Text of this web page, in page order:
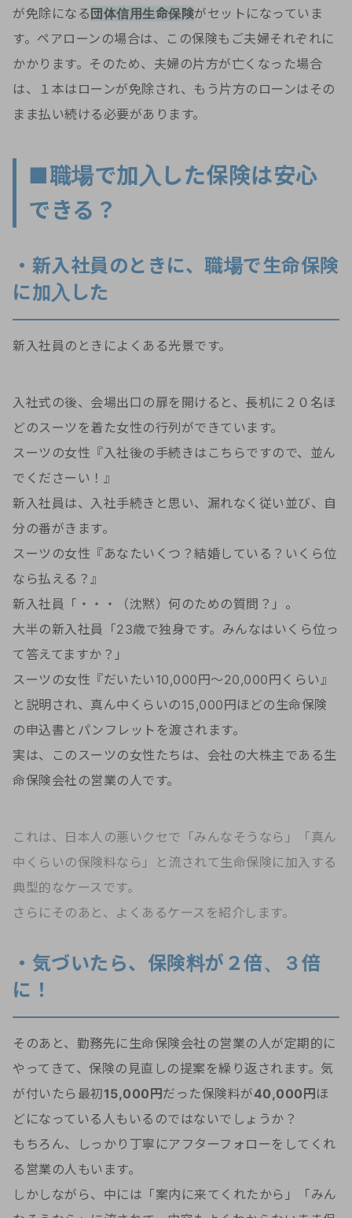
が免除になる 団体信用生命保険がセットになっていま
す。ペアローンの場合は、この保険もご夫婦それぞれに
かかります。そのため、夫婦の片方が亡くなった場合
は、１本はローンが免除され、もう片方のローンはその
まま払い続ける必要があります。
■職場で加入した保険は安心
できる？
・新入社員のときに、職場で生命保険
に加入した
新入社員のときによくある光景です。
入社式の後、会場出口の扉を開けると、長机に２０名ほ
どのスーツを着た女性の行列ができています。
スーツの女性『入社後の手続きはこちらですので、並ん
でくださーい！』
新入社員は、入社手続きと思い、漏れなく従い並び、自
分の番がきます。
スーツの女性『あなたいくつ？結婚している？いくら位
なら払える？』
新入社員「・・・（沈黙）何のための質問？」。
大半の新入社員「23歳で独身です。みんなはいくら位っ
て答えてますか？」
スーツの女性『だいたい10,000円～20,000円くらい』
と説明され、真ん中くらいの15,000円ほどの生命保険
の申込書とパンフレットを渡されます。
実は、このスーツの女性たちは、会社の大株主である生
命保険会社の営業の人です。
これは、日本人の悪いクセで「みんなそうなら」「真ん
中くらいの保険料なら」と流されて生命保険に加入する
典型的なケースです。
さらにそのあと、よくあるケースを紹介します。
・気づいたら、保険料が２倍、３倍
に！
そのあと、勤務先に生命保険会社の営業の人が定期的に
やってきて、保険の見直しの提案を繰り返されます。気
が付いたら最初15,000円 だった保険料が40,000円 ほ
どになっている人もいるのではないでしょうか？
もちろん、しっかり丁寧にアフターフォローをしてくれ
る営業の人もいます。
しかしながら、中には「案内に来てくれたから」「みん